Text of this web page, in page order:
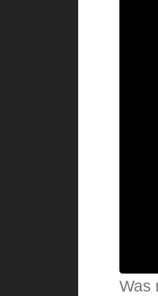
Was